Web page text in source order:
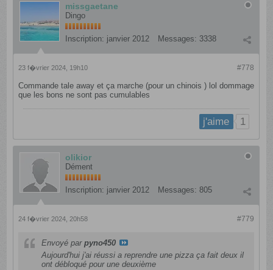
missgaetane
Dingo
Inscription: janvier 2012 Messages: 3338
#778
23 f�vrier 2024, 19h10
Commande tale away et ça marche (pour un chinois ) lol dommage
que les bons ne sont pas cumulables
j'aime 1
olikior
Dément
Inscription: janvier 2012 Messages: 805
#779
24 f�vrier 2024, 20h58
Envoyé parpyno450
Aujourd'hui j'ai réussi a reprendre une pizza ça fait deux il
ont débloqué pour une deuxième